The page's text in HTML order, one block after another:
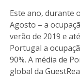
Este ano, durante
Agosto – a
verão de 2019 e
Portugal a
90%. A média de
global da